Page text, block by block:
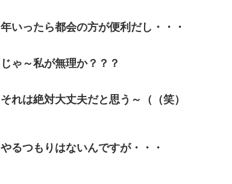
年いったら都会の方が便利だし・・・
じゃ～私が無理か？？？
それは絶対大丈夫だと思う～（（笑）
やるつもりはないんですが・・・